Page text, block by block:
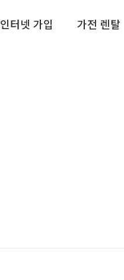
인터넷 가입 가전 렌탈